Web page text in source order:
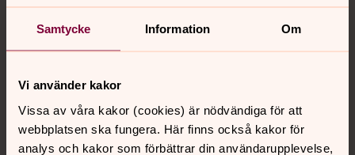
Samtycke Information Om
Vi använder kakor
Vissa av våra kakor (cookies) är nödvändiga för att
webbplatsen ska fungera. Här finns också kakor för
analys och kakor som förbättrar din användarupplevelse,
Kontakt
Kalender